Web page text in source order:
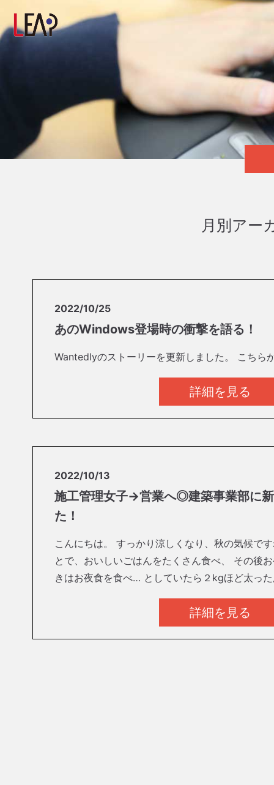
月別アー
2022/10/25
あのWindows登場時の衝撃を語る！
Wantedlyのストーリーを更新しました。 こちら
詳細を見る
2022/10/13
施工管理女子→営業へ◎建築事業部に
た！
こんにちは。 すっかり涼しくなり、秋の気候で
とで、おいしいごはんをたくさん食べ、 その後
きはお夜食を食べ… としていたら２kgほど太っ
詳細を見る